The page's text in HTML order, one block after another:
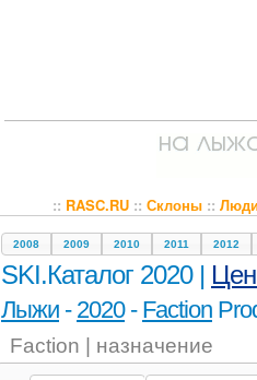
:: RASC.RU:: Склоны::
2008 2009 2010 2011 2012
SKI.Каталог 2020 |
Лыжи - 2020- Faction
Faction | назначение